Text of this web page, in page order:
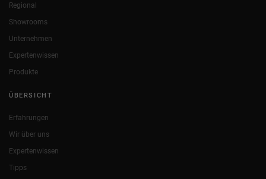
Regional
Showrooms
Unternehmen
Expertenwissen
Produkte
ÜBERSICHT
Erfahrungen
Wir über uns
Expertenwissen
Tipps